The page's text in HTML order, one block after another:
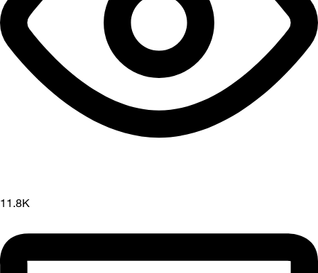
11.8K